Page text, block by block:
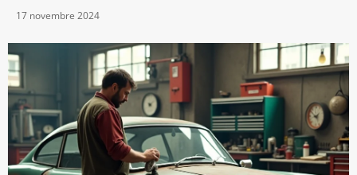
17 novembre 2024